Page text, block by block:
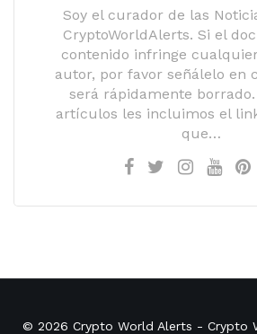
Soy el curador de las
CryptoWorldAlerts. Si el
contenido infringe
autor, por favor señálelo en
será rápidamente borrado.
artículos les incluimos el
que…
© 2026 Crypto World Alerts - Crypto